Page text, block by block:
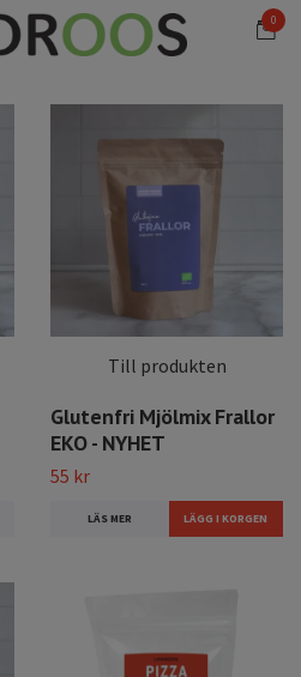
0
Till produkten
Glutenfri Mjölmix Frallor
EKO - NYHET
55 kr
LÄS MER